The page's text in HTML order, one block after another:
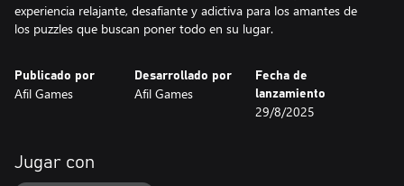
experiencia relajante, desafiante y adictiva para los amantes de
los puzzles que buscan poner todo en su lugar.
Publicado por
Afil Games
Desarrollado por
Afil Games
Fecha de
lanzamiento
29/8/2025
Jugar con